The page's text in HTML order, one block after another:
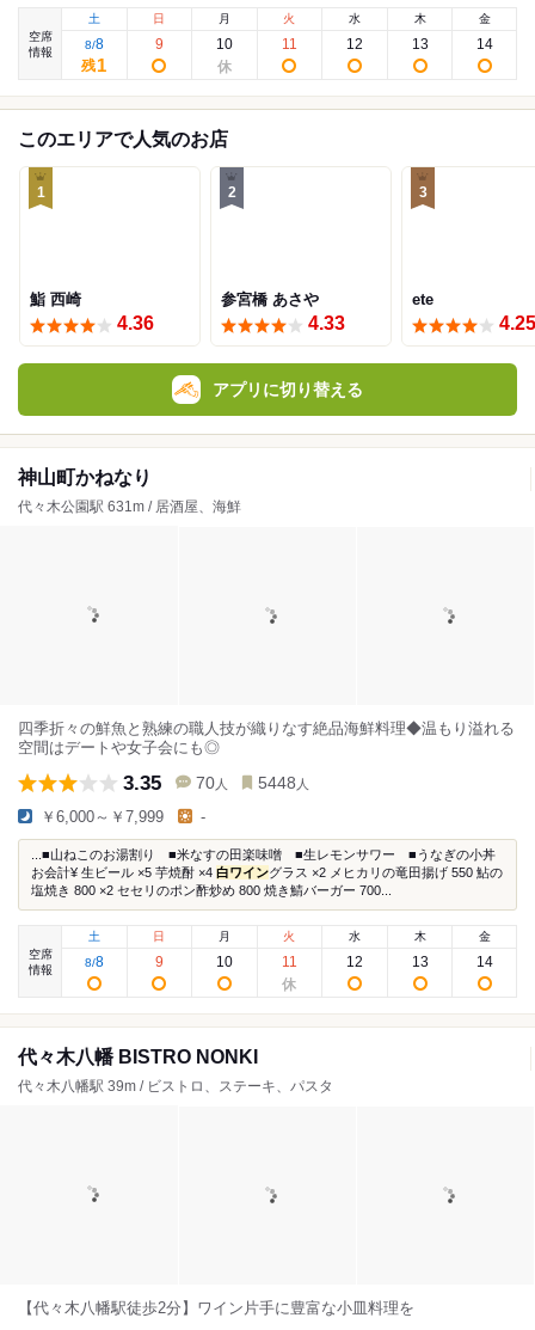
空席
情報
土
8/8
残1
日
9
月
10
火
11
水
12
木
13
金
14
このエリアで人気のお店
1
鮨 西崎
4.36
2
参宮橋 あさや
4.33
3
ete
4.25
アプリに切り替える
神山町かねなり
代々木公園駅 631m / 居酒屋、海鮮
四季折々の鮮魚と熟練の職人技が織りなす絶品海鮮料理◆温もり溢れる
空間はデートや女子会にも◎
3.35 70 人 5448 人
￥6,000～￥7,999 -
...■山ねこのお湯割り ■米なすの田楽味噌 ■生レモンサワー ■うなぎの小丼
お会計¥ 生ビール ×5 芋焼酎 ×4 白ワイングラス ×2 メヒカリの竜田揚げ 550 鮎の
塩焼き 800 ×2 セセリのポン酢炒め 800 焼き鯖バーガー 700...
空席
情報
土
8/8
日
9
月
10
火
11
水
12
木
13
金
14
代々木八幡 BISTRO NONKI
代々木八幡駅 39m / ビストロ、ステーキ、パスタ
【代々木八幡駅徒歩2分】ワイン片手に豊富な小皿料理を